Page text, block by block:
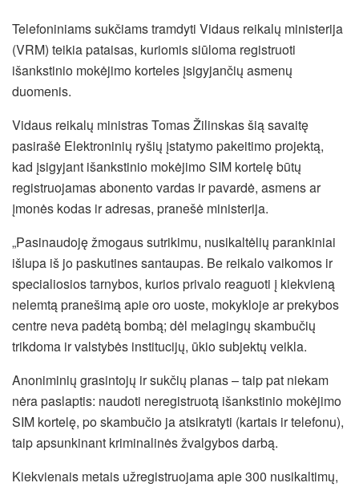
Telefoniniams sukčiams tramdyti Vidaus reikalų ministerija
(VRM) teikia pataisas, kuriomis siūloma registruoti
išankstinio mokėjimo korteles įsigyjančių asmenų
duomenis.
Vidaus reikalų ministras Tomas Žilinskas šią savaitę
pasirašė Elektroninių ryšių įstatymo pakeitimo projektą,
kad įsigyjant išankstinio mokėjimo SIM kortelę būtų
registruojamas abonento vardas ir pavardė, asmens ar
įmonės kodas ir adresas, pranešė ministerija.
„Pasinaudoję žmogaus sutrikimu, nusikaltėlių parankiniai
išlupa iš jo paskutines santaupas. Be reikalo vaikomos ir
specialiosios tarnybos, kurios privalo reaguoti į kiekvieną
nelemtą pranešimą apie oro uoste, mokykloje ar prekybos
centre neva padėtą bombą; dėl melagingų skambučių
trikdoma ir valstybės institucijų, ūkio subjektų veikla.
Anoniminių grasintojų ir sukčių planas – taip pat niekam
nėra paslaptis: naudoti neregistruotą išankstinio mokėjimo
SIM kortelę, po skambučio ja atsikratyti (kartais ir telefonu),
taip apsunkinant kriminalinės žvalgybos darbą.
Kiekvienais metais užregistruojama apie 300 nusikaltimų,